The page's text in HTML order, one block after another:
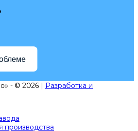
- © 2026 |
Разработка и
производства